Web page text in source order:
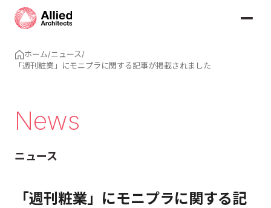
ホーム/ニュース/
「週刊粧業」にモニプラに関する記事が掲載されました
News
ニュース
「週刊粧業」にモニプラに関する記